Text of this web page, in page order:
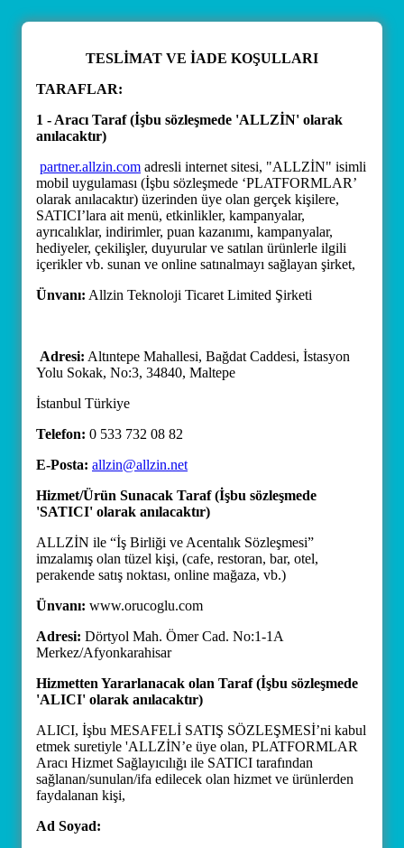
TESLİMAT VE İADE KOŞULLARI
TARAFLAR:
1 - Aracı Taraf (İşbu sözleşmede 'ALLZİN' olarak
anılacaktır)
partner.allzin.com adresli internet sitesi, "ALLZİN" isimli
mobil uygulaması (İşbu sözleşmede ‘PLATFORMLAR’
olarak anılacaktır) üzerinden üye olan gerçek kişilere,
SATICI’lara ait menü, etkinlikler, kampanyalar,
ayrıcalıklar, indirimler, puan kazanımı, kampanyalar,
hediyeler, çekilişler, duyurular ve satılan ürünlerle ilgili
içerikler vb. sunan ve online satınalmayı sağlayan şirket,
Ünvanı: Allzin Teknoloji Ticaret Limited Şirketi
Adresi: Altıntepe Mahallesi, Bağdat Caddesi, İstasyon
Yolu Sokak, No:3, 34840, Maltepe
İstanbul Türkiye
Telefon: 0 533 732 08 82
E-Posta: allzin@allzin.net
Hizmet/Ürün Sunacak Taraf (İşbu sözleşmede
'SATICI' olarak anılacaktır)
ALLZİN ile “İş Birliği ve Acentalık Sözleşmesi”
imzalamış olan tüzel kişi, (cafe, restoran, bar, otel,
perakende satış noktası, online mağaza, vb.)
Ünvanı: www.orucoglu.com
Adresi: Dörtyol Mah. Ömer Cad. No:1-1A
Merkez/Afyonkarahisar
Hizmetten Yararlanacak olan Taraf (İşbu sözleşmede
'ALICI' olarak anılacaktır)
ALICI, İşbu MESAFELİ SATIŞ SÖZLEŞMESİ’ni kabul
etmek suretiyle 'ALLZİN’e üye olan, PLATFORMLAR
Aracı Hizmet Sağlayıcılığı ile SATICI tarafından
sağlanan/sunulan/ifa edilecek olan hizmet ve ürünlerden
faydalanan kişi,
Ad Soyad: